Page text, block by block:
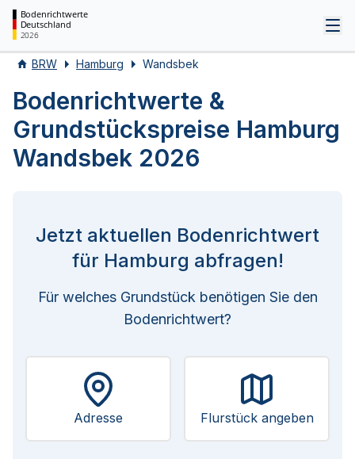
Bodenrichtwerte
Deutschland
2026
BRW Hamburg Wandsbek
Bodenrichtwerte &
Grundstückspreise Hamburg
Wandsbek 2026
Jetzt aktuellen Bodenrichtwert
für Hamburg abfragen!
Für welches Grundstück benötigen Sie den
Bodenrichtwert?
Adresse Flurstück angeben